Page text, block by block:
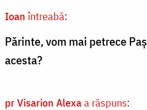
Sarbu
Ioanîntreabă:
Părinte, vom mai petrece
acesta?
pr Visarion Alexa a răspuns: